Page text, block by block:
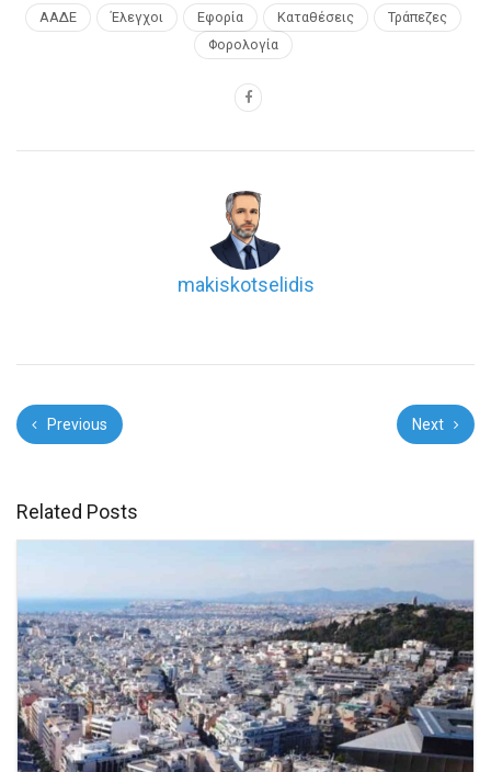
ΑΑΔΕ Έλεγχοι Εφορία Καταθέσεις
Τράπεζες
Φορολογία
makiskotselidis
Previous Next
Related Posts